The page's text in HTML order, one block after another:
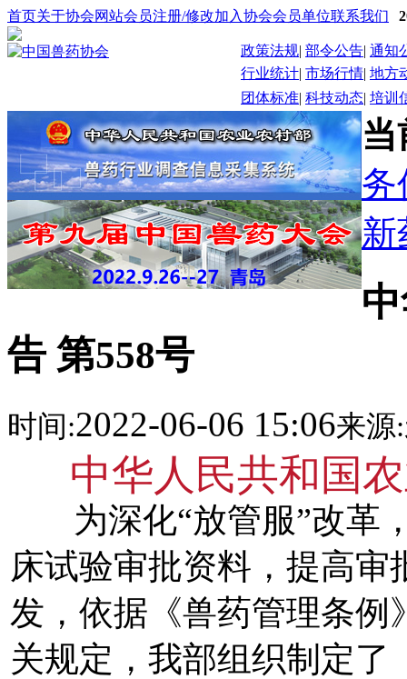
首页关于协会网站会员注册/修改加入协会会员单位联系我们
政策法规| 部令公告| 通知
行业统计| 市场行情| 地方
团体标准| 科技动态| 培训
务
新
告 第558号
时间:2022-06-06 15:06来源:
中华人民共和国
为深化“放管服”改革
床试验审批资料，提高
发，依据《兽药管理条例
关规定，我部组织制定